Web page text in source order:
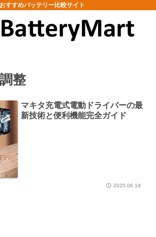
おすすめバッテリー比較サイト
整
マキタ充電式電動ドライバーの最
新技術と便利機能完全ガイド
2025.06.19